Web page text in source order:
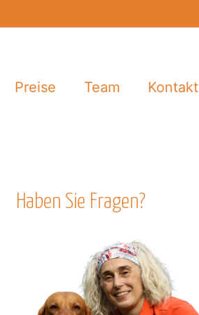
Preise Team Kontakt
Haben Sie Fragen?